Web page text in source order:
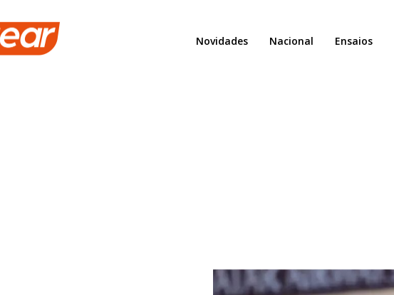
Novidades Nacional Ensaios